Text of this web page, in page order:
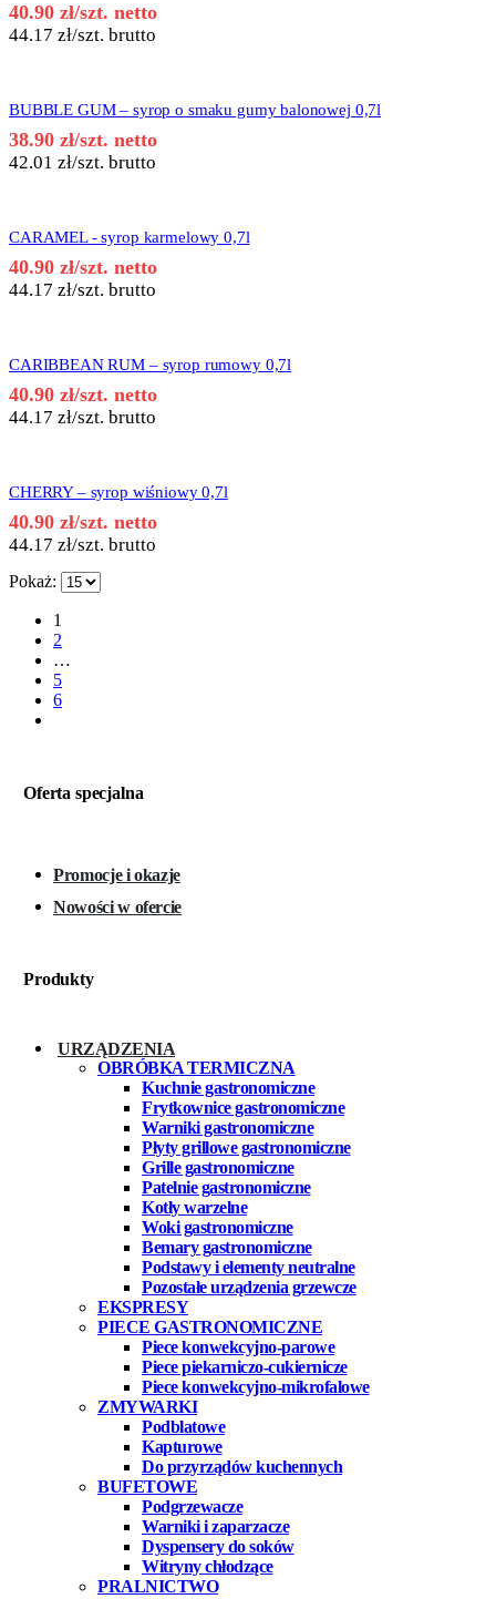
40.90 zł/szt. netto
44.17 zł/szt. brutto
BUBBLE GUM – syrop o smaku gumy balonowej 0,7l
38.90 zł/szt. netto
42.01 zł/szt. brutto
CARAMEL - syrop karmelowy 0,7l
40.90 zł/szt. netto
44.17 zł/szt. brutto
CARIBBEAN RUM – syrop rumowy 0,7l
40.90 zł/szt. netto
44.17 zł/szt. brutto
CHERRY – syrop wiśniowy 0,7l
40.90 zł/szt. netto
44.17 zł/szt. brutto
Pokaż:
1
2
…
5
6
Oferta specjalna
Promocje i okazje
Nowości w ofercie
Produkty
URZĄDZENIA
OBRÓBKA TERMICZNA
Kuchnie gastronomiczne
Frytkownice gastronomiczne
Warniki gastronomiczne
Płyty grillowe gastronomiczne
Grille gastronomiczne
Patelnie gastronomiczne
Kotły warzelne
Woki gastronomiczne
Bemary gastronomiczne
Podstawy i elementy neutralne
Pozostałe urządzenia grzewcze
EKSPRESY
PIECE GASTRONOMICZNE
Piece konwekcyjno-parowe
Piece piekarniczo-cukiernicze
Piece konwekcyjno-mikrofalowe
ZMYWARKI
Podblatowe
Kapturowe
Do przyrządów kuchennych
BUFETOWE
Podgrzewacze
Warniki i zaparzacze
Dyspensery do soków
Witryny chłodzące
PRALNICTWO